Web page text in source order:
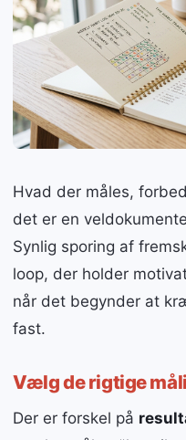
Hvad der måles,
det er en
Synlig sporing af
loop, der holder
når det begynder at
fast.
Vælg de rigtige
Der er forskel på